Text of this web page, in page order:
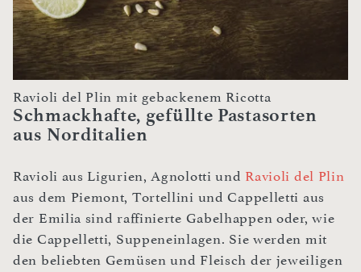
Ravioli del Plin mit gebackenem Ricotta
Schmackhafte, gefüllte Pastasorten
aus Norditalien
Ravioli aus Ligurien, Agnolotti und Ravioli del Plin
aus dem Piemont, Tortellini und Cappelletti aus
der Emilia sind raffinierte Gabelhappen oder, wie
die Cappelletti, Suppeneinlagen. Sie werden mit
den beliebten Gemüsen und Fleisch der jeweiligen